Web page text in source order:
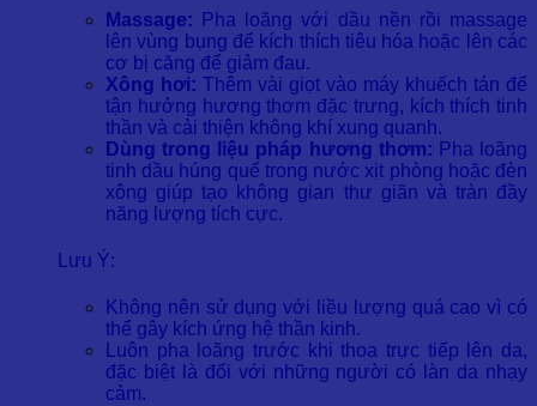
Massage: Pha loãng với dầu nền rồi massage
lên vùng bụng để kích thích tiêu hóa hoặc lên các
cơ bị căng để giảm đau.
Xông hơi: Thêm vài giọt vào máy khuếch tán để
tận hưởng hương thơm đặc trưng, kích thích tinh
thần và cải thiện không khí xung quanh.
Dùng trong liệu pháp hương thơm: Pha loãng
tinh dầu húng quế trong nước xịt phòng hoặc đèn
xông giúp tạo không gian thư giãn và tràn đầy
năng lượng tích cực.
Lưu Ý:
Không nên sử dụng với liều lượng quá cao vì có
thể gây kích ứng hệ thần kinh.
Luôn pha loãng trước khi thoa trực tiếp lên da,
đặc biệt là đối với những người có làn da nhạy
cảm.